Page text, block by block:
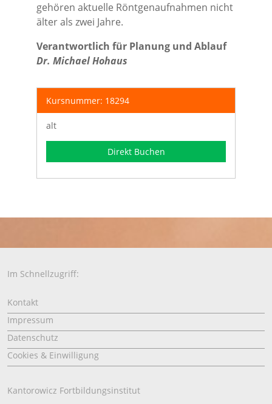
gehören aktuelle Röntgenaufnahmen nicht
älter als zwei Jahre.
Verantwortlich für Planung und Ablauf
Dr. Michael Hohaus
Kursnummer: 18294
alt
Direkt Buchen
Im Schnellzugriff:
Kontakt
Impressum
Datenschutz
Cookies & Einwilligung
Kantorowicz Fortbildungsinstitut